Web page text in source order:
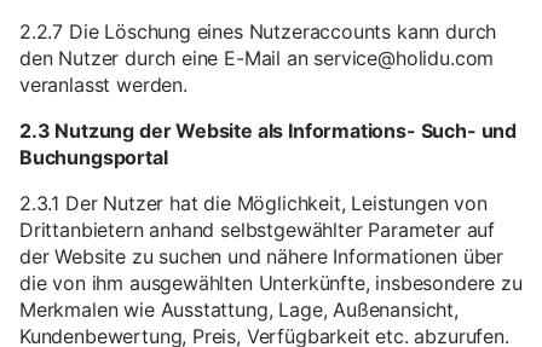
2.2.7 Die Löschung eines Nutzeraccounts kann durch
den Nutzer durch eine E-Mail an service@holidu.com
veranlasst werden.
2.3 Nutzung der Website als Informations- Such- und
Buchungsportal
2.3.1 Der Nutzer hat die Möglichkeit, Leistungen von
Drittanbietern anhand selbstgewählter Parameter auf
der Website zu suchen und nähere Informationen über
die von ihm ausgewählten Unterkünfte, insbesondere zu
Merkmalen wie Ausstattung, Lage, Außenansicht,
Kundenbewertung, Preis, Verfügbarkeit etc. abzurufen.